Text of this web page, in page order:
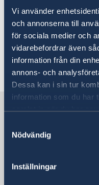
Vi använder
och annonserna till
för sociala medier och
vidarebefordrar även
information från din
annons- och
Dessa kan i sin tur
information som du har
samlat in när du har
Nödvändig
Inställningar
Photo: Ninni
Sweden
Read more at
Last updated 22 Jan
Sweden in
EMBASSY
Visiting address